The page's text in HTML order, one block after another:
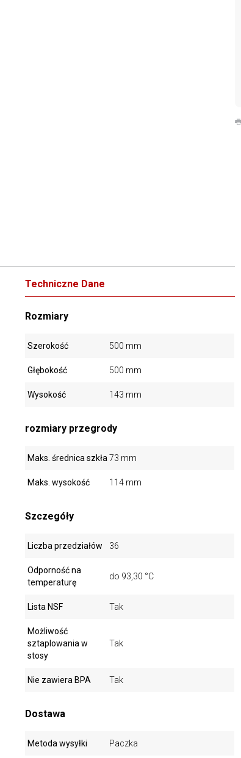
Techniczne Dane
Rozmiary
Szerokość 500 mm
Głębokość 500 mm
Wysokość 143 mm
rozmiary przegrody
Maks. średnica szkła 73 mm
Maks. wysokość 114 mm
Szczegóły
Liczba przedziałów 36
Odporność na
temperaturę
do 93,30 °C
Lista NSF Tak
Możliwość
sztaplowania w
stosy
Tak
Nie zawiera BPA Tak
Dostawa
Metoda wysyłki Paczka